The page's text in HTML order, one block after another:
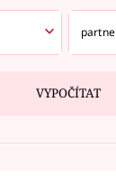
VYPOČÍTAT